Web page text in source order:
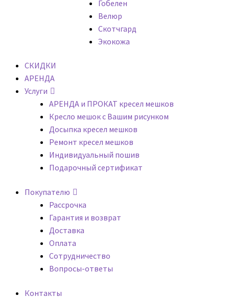
Гобелен
Велюр
Скотчгард
Экокожа
СКИДКИ
АРЕНДА
Услуги
АРЕНДА и ПРОКАТ кресел мешков
Кресло мешок с Вашим рисунком
Досыпка кресел мешков
Ремонт кресел мешков
Индивидуальный пошив
Подарочный сертификат
Покупателю
Рассрочка
Гарантия и возврат
Доставка
Оплата
Сотрудничество
Вопросы-ответы
Контакты